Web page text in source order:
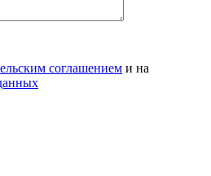
соглашением и на